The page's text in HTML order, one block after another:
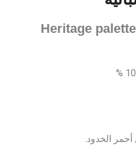
Heritage
الخدود.